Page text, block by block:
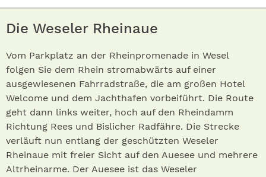
Die Weseler Rheinaue
Vom Parkplatz an der Rheinpromenade in Wesel
folgen Sie dem Rhein stromabwärts auf einer
ausgewiesenen Fahrradstraße, die am großen Hotel
Welcome und dem Jachthafen vorbeiführt. Die Route
geht dann links weiter, hoch auf den Rheindamm
Richtung Rees und Bislicher Radfähre. Die Strecke
verläuft nun entlang der geschützten Weseler
Rheinaue mit freier Sicht auf den Auesee und mehrere
Altrheinarme. Der Auesee ist das Weseler